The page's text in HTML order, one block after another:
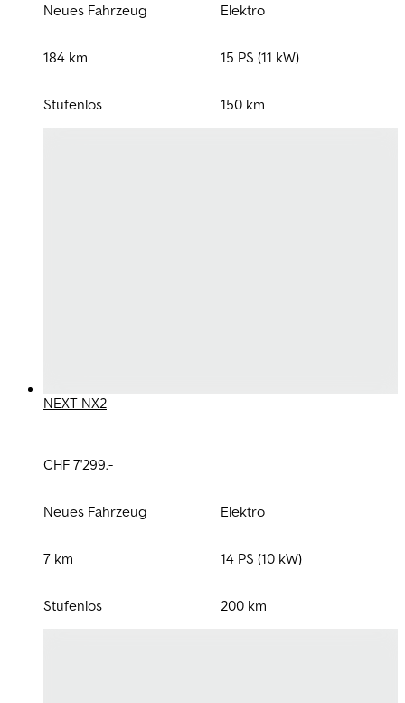
Neues Fahrzeug Elektro
184 km 15 PS (11 kW)
Stufenlos 150 km
NEXT NX2
CHF 7'299.-
Neues Fahrzeug Elektro
7 km 14 PS (10 kW)
Stufenlos 200 km